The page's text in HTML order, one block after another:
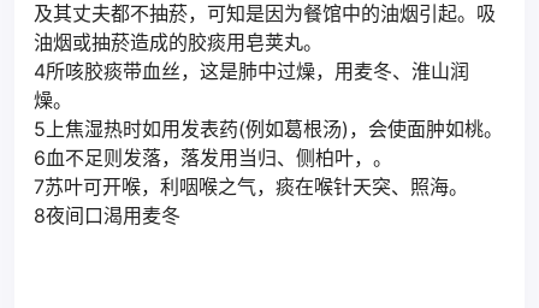
及其丈夫都不抽菸，可知是因为餐馆中的油烟引起。吸
油烟或抽菸造成的胶痰用皂荚丸。
4所咳胶痰带血丝，这是肺中过燥，用麦冬、淮山润
燥。
5上焦湿热时如用发表药(例如葛根汤)，会使面肿如桃。
6血不足则发落，落发用当归、侧柏叶，。
7苏叶可开喉，利咽喉之气，痰在喉针天突、照海。
8夜间口渴用麦冬